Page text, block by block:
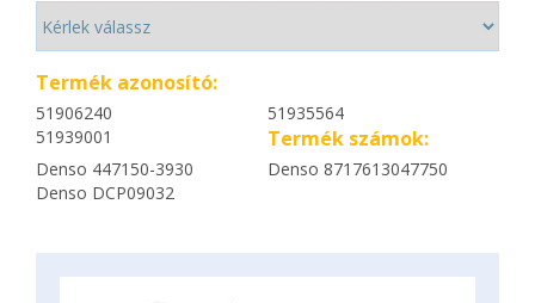
Termék azonosító:
51906240
51935564
51939001
Termék számok:
Denso 447150-3930
Denso 8717613047750
Denso DCP09032